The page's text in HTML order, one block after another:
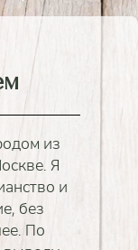
из
Я
и
без
По